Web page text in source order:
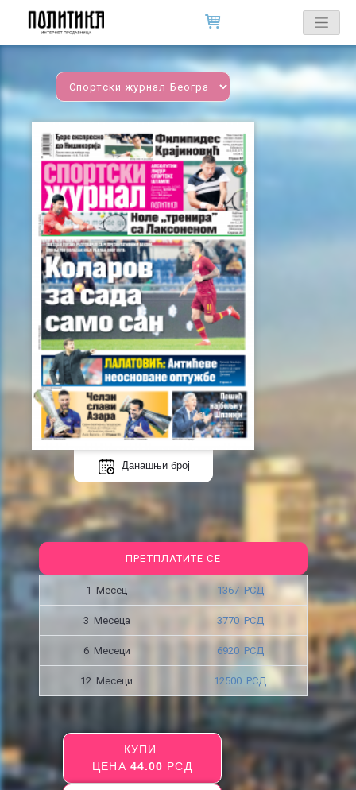
Данашњи број
ПРЕТПЛАТИТЕ СЕ
1 Месец 1367 РСД
3 Месецa 3770 РСД
6 Месеци 6920 РСД
12 Месеци 12500 РСД
КУПИ
ЦЕНА 44.00 РСД